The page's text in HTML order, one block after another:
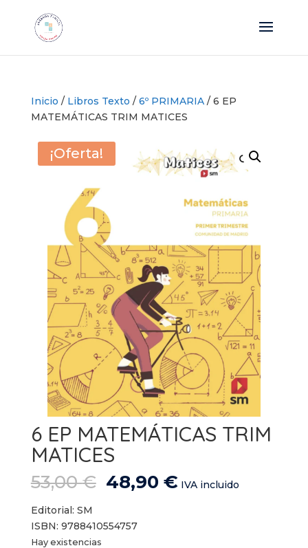
Inicio / Libros Texto / 6º PRIMARIA/ 6 EP
MATEMÁTICAS TRIM MATICES
¡Oferta!
6 EP MATEMÁTICAS TRIM
MATICES
53,00€ El
precio
era:
48,90 €El
IVA incluido
Editorial: SM
ISBN: 9788410554757
Hay existencias